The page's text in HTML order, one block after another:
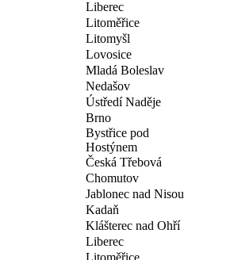
Liberec
Litoměřice
Litomyšl
Lovosice
Mladá Boleslav
Nedašov
Ústředí Naděje
Brno
Bystřice pod
Hostýnem
Česká Třebová
Chomutov
Jablonec nad Nisou
Kadaň
Klášterec nad Ohří
Liberec
Litoměřice